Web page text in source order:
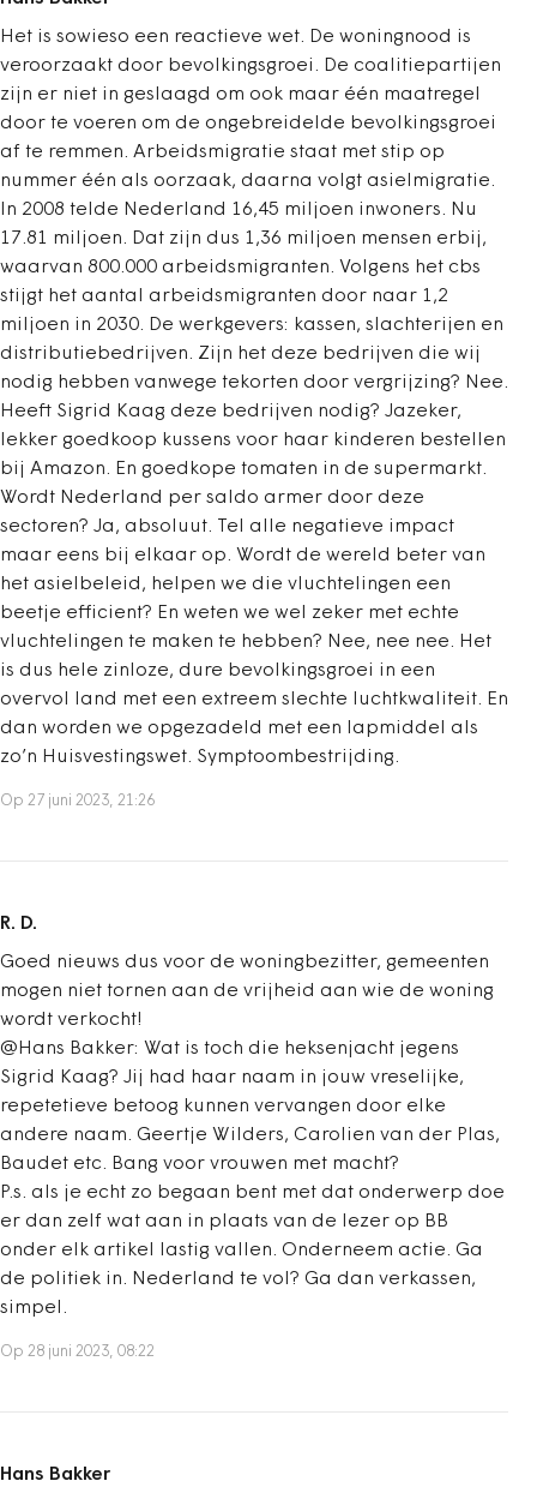
Het is sowieso een reactieve wet. De woningnood is
veroorzaakt door bevolkingsgroei. De coalitiepartijen
zijn er niet in geslaagd om ook maar één maatregel
door te voeren om de ongebreidelde bevolkingsgroei
af te remmen. Arbeidsmigratie staat met stip op
nummer één als oorzaak, daarna volgt asielmigratie.
In 2008 telde Nederland 16,45 miljoen inwoners. Nu
17.81 miljoen. Dat zijn dus 1,36 miljoen mensen erbij,
waarvan 800.000 arbeidsmigranten. Volgens het cbs
stijgt het aantal arbeidsmigranten door naar 1,2
miljoen in 2030. De werkgevers: kassen, slachterijen en
distributiebedrijven. Zijn het deze bedrijven die wij
nodig hebben vanwege tekorten door vergrijzing? Nee.
Heeft Sigrid Kaag deze bedrijven nodig? Jazeker,
lekker goedkoop kussens voor haar kinderen bestellen
bij Amazon. En goedkope tomaten in de supermarkt.
Wordt Nederland per saldo armer door deze
sectoren? Ja, absoluut. Tel alle negatieve impact
maar eens bij elkaar op. Wordt de wereld beter van
het asielbeleid, helpen we die vluchtelingen een
beetje efficient? En weten we wel zeker met echte
vluchtelingen te maken te hebben? Nee, nee nee. Het
is dus hele zinloze, dure bevolkingsgroei in een
overvol land met een extreem slechte luchtkwaliteit. En
dan worden we opgezadeld met een lapmiddel als
zo’n Huisvestingswet. Symptoombestrijding.
Op 27 juni 2023, 21:26
R. D.
Goed nieuws dus voor de woningbezitter, gemeenten
mogen niet tornen aan de vrijheid aan wie de woning
wordt verkocht!
@Hans Bakker: Wat is toch die heksenjacht jegens
Sigrid Kaag? Jij had haar naam in jouw vreselijke,
repetetieve betoog kunnen vervangen door elke
andere naam. Geertje Wilders, Carolien van der Plas,
Baudet etc. Bang voor vrouwen met macht?
P.s. als je echt zo begaan bent met dat onderwerp doe
er dan zelf wat aan in plaats van de lezer op BB
onder elk artikel lastig vallen. Onderneem actie. Ga
de politiek in. Nederland te vol? Ga dan verkassen,
simpel.
Op 28 juni 2023, 08:22
Hans Bakker